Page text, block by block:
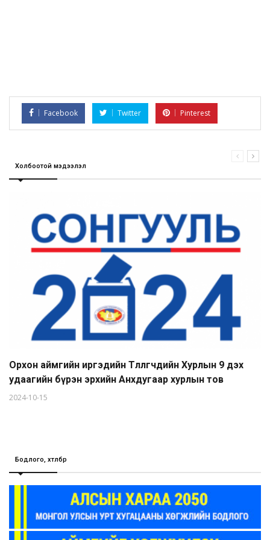
Facebook Twitter Pinterest
Холбоотой мэдээлэл
Орхон аймгийн иргэдийн Төлөөлөгчдийн Хурлын 9 дэх
удаагийн бүрэн эрхийн Анхдугаар хурлын тов
2024-10-15
Бодлого, хөтөлбөр